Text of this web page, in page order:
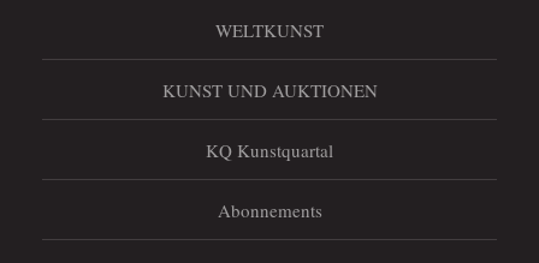
WELTKUNST
KUNST UND AUKTIONEN
KQ Kunstquartal
Abonnements